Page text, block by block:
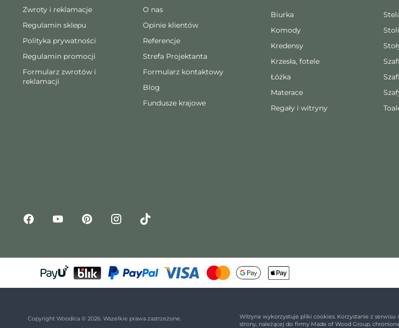
Zwroty i reklamacje
Regulamin sklepu
Polityka prywatności
Regulamin promocji
Formularz zwrotów i
reklamacji
O nas
Opinie klientów
Referencje
Strefa Projektanta
Formularz kontaktowy
Blog
Fundusze krajowe
Biurka
Komody
Kredensy
Krzesła, fotele
Łóżka
Materace
Regały i witryny
Copyright Woodica © 2026. Wszelkie prawa zastrzeżone.
Witryna wykorzystuje pliki cookies. Korzystanie z
strony, należącej do firmy Made of Wood Group,